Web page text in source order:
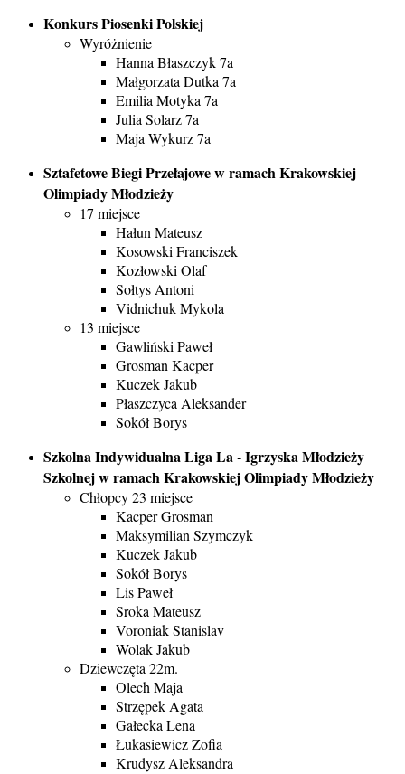
Konkurs Piosenki Polskiej
Wyróżnienie
Hanna Błaszczyk 7a
Małgorzata Dutka 7a
Emilia Motyka 7a
Julia Solarz 7a
Maja Wykurz 7a
Sztafetowe Biegi Przełajowe w ramach Krakowskiej
Olimpiady Młodzieży
17 miejsce
Hałun Mateusz
Kosowski Franciszek
Kozłowski Olaf
Sołtys Antoni
Vidnichuk Mykola
13 miejsce
Gawliński Paweł
Grosman Kacper
Kuczek Jakub
Płaszczyca Aleksander
Sokół Borys
Szkolna Indywidualna Liga La - Igrzyska Młodzieży
Szkolnej w ramach Krakowskiej Olimpiady Młodzieży
Chłopcy 23 miejsce
Kacper Grosman
Maksymilian Szymczyk
Kuczek Jakub
Sokół Borys
Lis Paweł
Sroka Mateusz
Voroniak Stanislav
Wolak Jakub
Dziewczęta 22m.
Olech Maja
Strzępek Agata
Gałecka Lena
Łukasiewicz Zofia
Krudysz Aleksandra